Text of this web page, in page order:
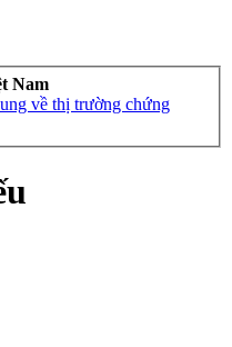
Nam
về thị trường chứng